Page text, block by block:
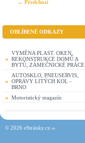
← Předchozí
OBLÍBENÉ ODKAZY
VÝMĚNA PLAST. OKEN,
REKONSTRUKCE DOMŮ A
BYTŮ, ZÁMEČNICKÉ PRÁCE
AUTOSKLO, PNEUSERVIS,
OPRAVY LITÝCH KOL -
BRNO
Motoristický magazín
© 2026 eStránky.cz